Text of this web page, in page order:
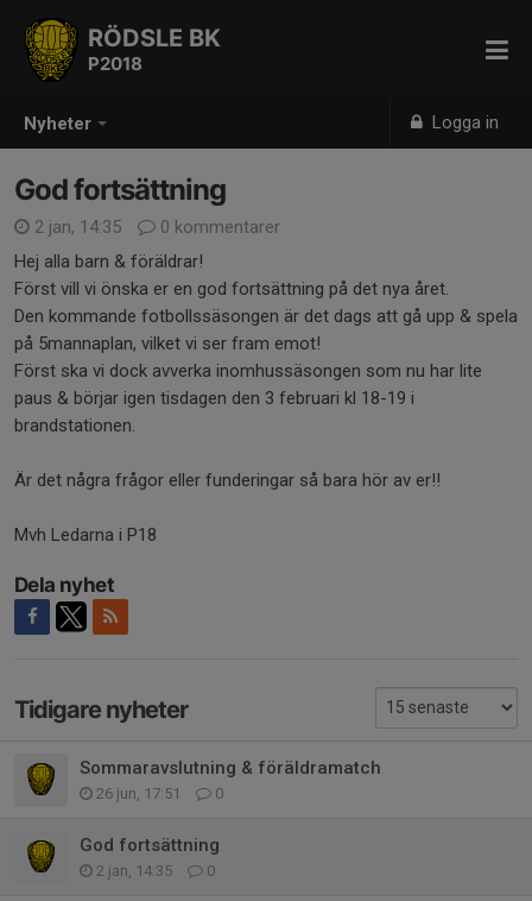
Nyheter Logga in
RÖDSLE BK
P2018
God fortsättning
2 jan, 14:35
0 kommentarer
Hej alla barn & föräldrar!
Först vill vi önska er en god fortsättning på det nya året.
Den kommande fotbollssäsongen är det dags att gå upp & spela
på 5mannaplan, vilket vi ser fram emot!
Först ska vi dock avverka inomhussäsongen som nu har lite
paus & börjar igen tisdagen den 3 februari kl 18-19 i
brandstationen.
Är det några frågor eller funderingar så bara hör av er!!
Mvh Ledarna i P18
Dela nyhet
Tidigare nyheter
Sommaravslutning & föräldramatch
26 jun, 17:51 0
God fortsättning
2 jan, 14:35 0